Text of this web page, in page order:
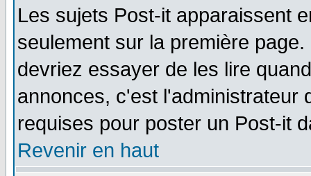
Les sujets Post-it apparaissent
seulement sur la première
devriez essayer de les lire
annonces, c'est l'administrateur
requises pour poster un Post-it
Revenir en haut